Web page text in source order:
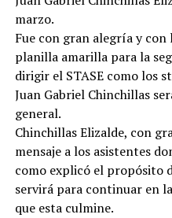
marzo.
Fue con gran alegría y
planilla amarilla para la
dirigir el STASE como los
Juan Gabriel Chinchillas
general.
Chinchillas Elizalde, con
mensaje a los asistentes
como explicó el propósito
servirá para continuar en
que esta culmine.